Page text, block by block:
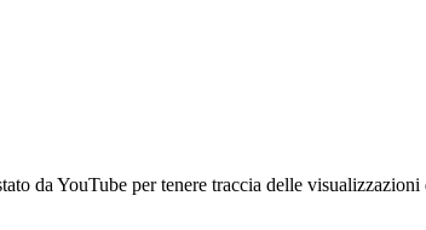
da YouTube per tenere traccia delle